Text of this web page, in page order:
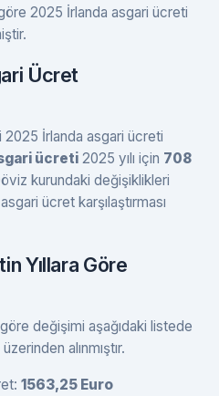
2025 İrlanda asgari ücreti
Ücret
2025 İrlanda asgari ücreti
ücreti 2025 yılı için 708
kurundaki değişiklikleri
ücret karşılaştırması
Yıllara Göre
değişimi aşağıdaki listede
üzerinden alınmıştır.
1563,25 Euro